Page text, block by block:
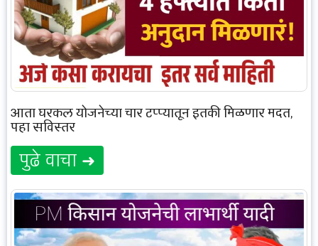
आता घरकुल योजनेच्या चार टप्प्यातून इतकी मिळणार मदत,
पहा सविस्तर
पुढे वाचा ➜